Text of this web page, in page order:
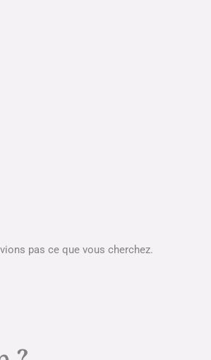
pas ce que vous cherchez.